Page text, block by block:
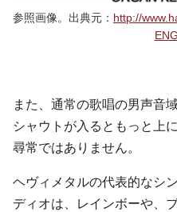
参照画像。出典元： http://
また、通常の歌唱の男声音
シャウトが入るともっと上
尋常ではありません。
ヘヴィメタルの代表的なシ
ディオは、レインボーや、